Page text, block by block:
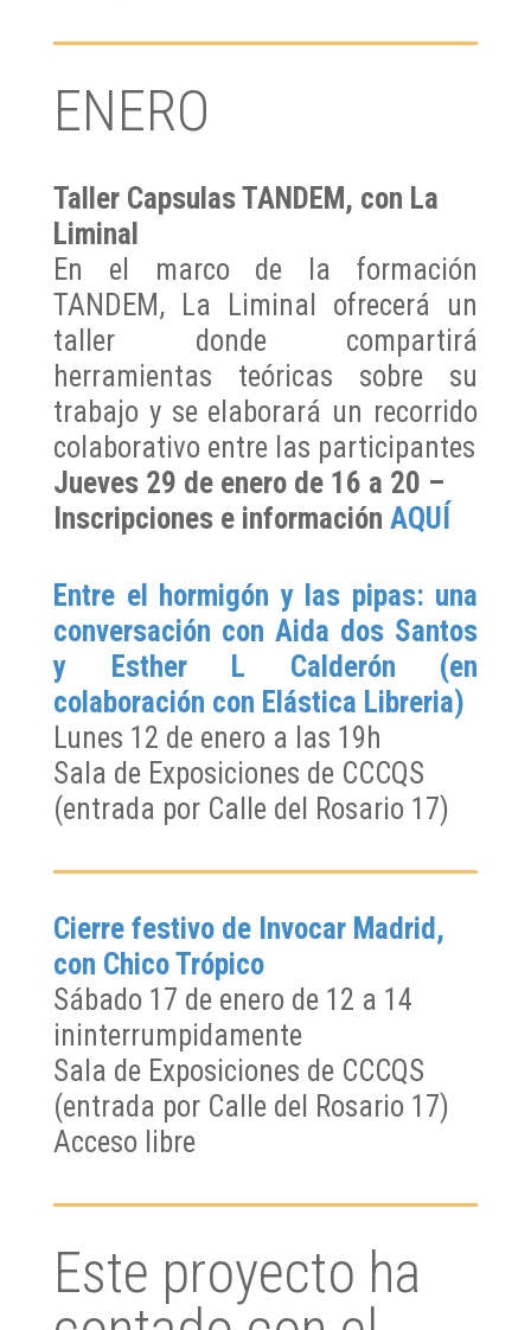
ENERO
Taller Capsulas TANDEM, con La
Liminal
En el marco de la formación
TANDEM, La Liminal ofrecerá un
taller donde compartirá
herramientas teóricas sobre su
trabajo y se elaborará un recorrido
colaborativo entre las participantes
Jueves 29 de enero de 16 a 20 –
Inscripciones e información AQUÍ
Entre el hormigón y las pipas: una
conversación con Aida dos Santos
y Esther L Calderón (en
colaboración con Elástica Libreria)
Lunes 12 de enero a las 19h
Sala de Exposiciones de CCCQS
(entrada por Calle del Rosario 17)
Cierre festivo de Invocar Madrid,
con Chico Trópico
Sábado 17 de enero de 12 a 14
ininterrumpidamente
Sala de Exposiciones de CCCQS
(entrada por Calle del Rosario 17)
Acceso libre
Este proyecto ha